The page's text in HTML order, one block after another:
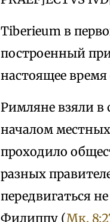
Tiberieum в
построенный
настоящее
Римляне взяли в
началом
проходило
разных
передвигаться
Филиппу (Мк.